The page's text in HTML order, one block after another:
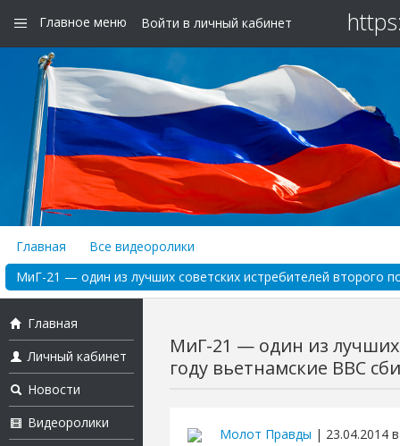
Главное меню Войти в личный кабинет
Главная
Все видеоролики
МиГ-21 — один из лучших советских истребителей второго
Главная
Личный кабинет
Новости
Видеоролики
МиГ-21 — один из лучших
году вьетнамские ВВС
Молот Правды | 23.04.2014